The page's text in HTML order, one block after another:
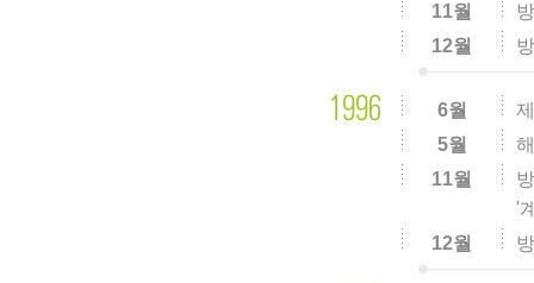
11월
12월
6월
5월
11월
'
12월